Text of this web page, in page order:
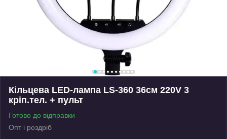
Кільцева LED-лампа LS-360 36см 220V 3
кріп.тел. + пульт
Готово до відправки
Опт і роздріб